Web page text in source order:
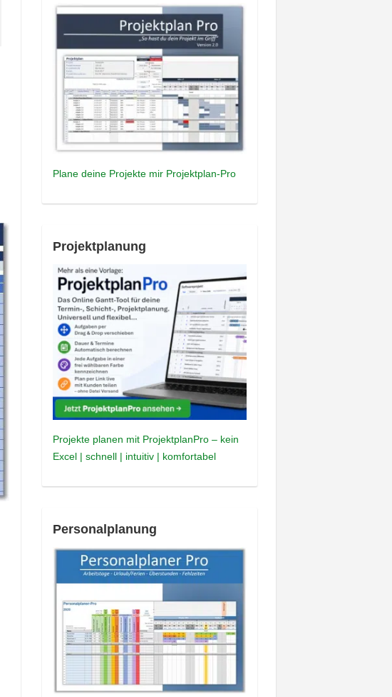
Plane deine Projekte mir Projektplan-Pro
Projektplanung
Projekte planen mit ProjektplanPro – kein
Excel | schnell | intuitiv | komfortabel
Personalplanung